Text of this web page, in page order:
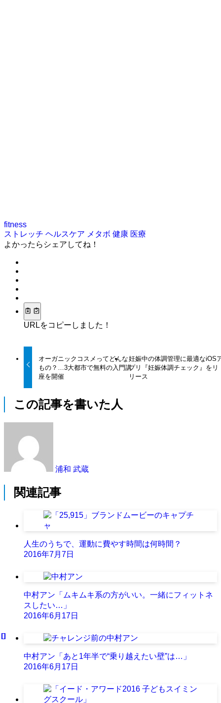
fitness
ストレッチ ヘルスケア メタボ 健康 医療
よかったらシェアしてね！
URLをコピーしました！
オーガニックコスメってどんな
もの？…3大都市で無料の入門講
座を開催
妊娠中の体調管理に最適なiOS
プリ『妊娠体調チェック』をリ
リース
この記事を書いた人
浦和 武蔵
関連記事
人生のうちで、運動に費やす時間は何時間？
2016年7月7日
中村アン「ムキムキ系の方がいい。一緒にフィットネ
スしたい…」
2016年6月17日
中村アン「あと1年半で“乗り越えたい壁”は…」
2016年6月17日